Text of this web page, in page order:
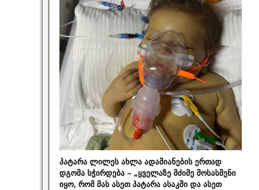
პატარა ლილეს ახლა ადამიანების ერთად
დგომა სჭირდება – „ყველაზე მძიმე მოსასმენი
იყო, რომ მას ასეთ პატარა ასაკში და ასეთ